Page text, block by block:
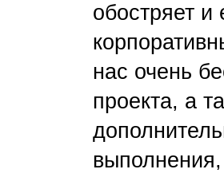
обостряет
нас очень
проекта, а